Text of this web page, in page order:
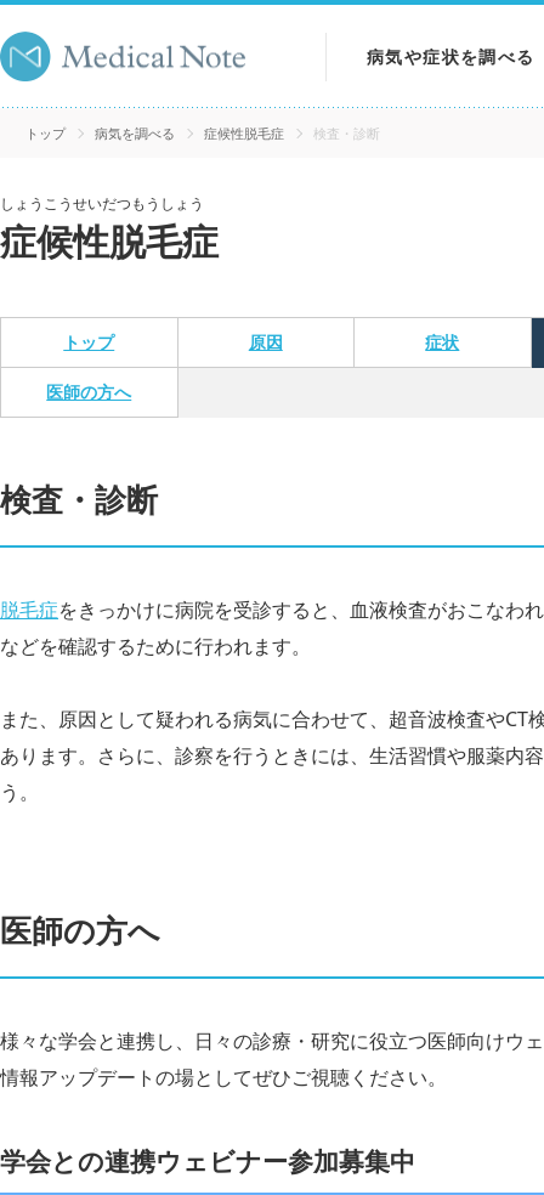
病気や症状を調べる
病気を調べる
トップ 病気を調べる 症候性脱毛症 検査・診断
しょうこうせいだつもうしょう
症候性脱毛症
トップ 原因 症状
医師の方へ
検査・診断
脱毛症をきっかけに病院を受診すると、血液検査がおこなわ
などを確認するために行われます。
また、原因として疑われる病気に合わせて、超音波検査やCT
あります。さらに、診察を行うときには、生活習慣や服薬内
う。
医師の方へ
様々な学会と連携し、日々の診療・研究に役立つ医師向けウ
情報アップデートの場としてぜひご視聴ください。
学会との連携ウェビナー参加募集中